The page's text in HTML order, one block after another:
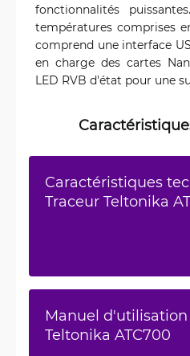
fonctionnalités
températures comprises
comprend une interface
en charge des cartes
LED RVB d'état pour une
Caractéristiques
Traceur Teltonika
Manuel d'utilisation
Teltonika ATC700